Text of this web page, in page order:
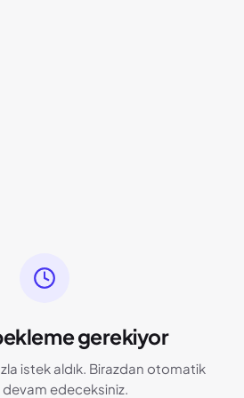
gerekiyor
istek aldık. Birazdan otomatik
edeceksiniz.